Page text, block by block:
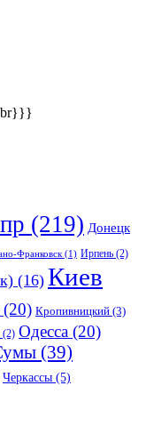
(219) Донецк
Франковск (1) Ирпень (2)
(16) Киев
(20) Кропивницкий (3)
(2) Одесса (20)
(39)
Черкассы (5)